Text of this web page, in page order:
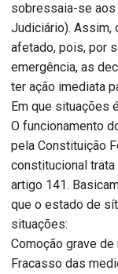
sobressaia-se
Judiciário). Assim,
afetado, pois, por
emergência, as
ter ação imediata
Em que situações
O funcionamento
pela Constituição
constitucional
artigo 141.
que o estado de
situações:
Comoção grave
Fracasso das